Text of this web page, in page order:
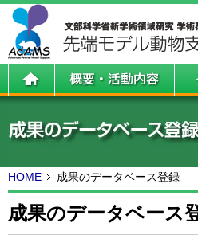
HOME 成果のデータベース登録
成果のデータベース